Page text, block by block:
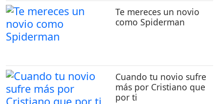
Te mereces un novio
como Spiderman
Cuando tu novio sufre
más por Cristiano que
por ti